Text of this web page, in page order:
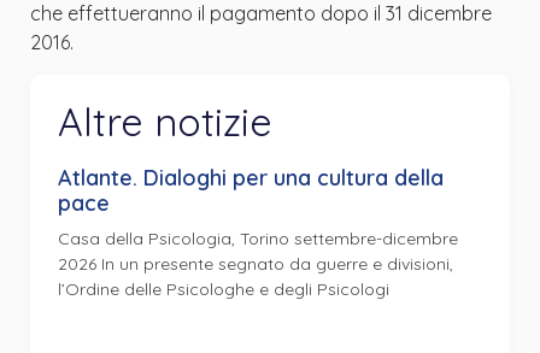
che effettueranno il pagamento dopo il 31 dicembre
2016.
Altre notizie
Atlante. Dialoghi per una cultura della
pace
Casa della Psicologia, Torino settembre-dicembre
2026 In un presente segnato da guerre e divisioni,
l’Ordine delle Psicologhe e degli Psicologi